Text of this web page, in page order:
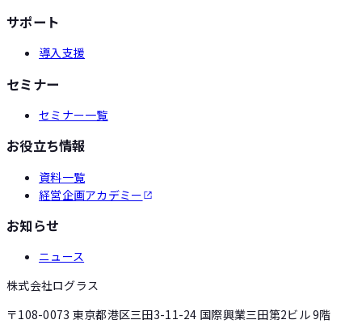
サポート
導入支援
セミナー
セミナー一覧
お役立ち情報
資料一覧
経営企画アカデミー
お知らせ
ニュース
株式会社ログラス
〒108-0073 東京都港区三田3-11-24 国際興業三田第2ビル 9階